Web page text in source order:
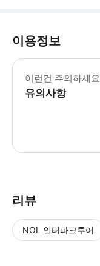
이용정보
이런건 주의하세요
유의사항
리뷰
NOL 인터파크투어